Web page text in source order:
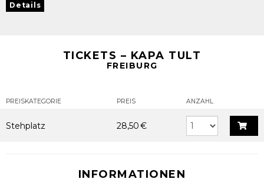
Details
TICKETS – KAPA TULT
FREIBURG
PREISKATEGORIE PREIS ANZAHL
Stehplatz 28,50 €
INFORMATIONEN